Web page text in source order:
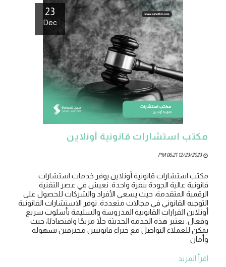
23
Dec
مكتب استشارات قانونية أونلاين
12/23/2023 06:21 PM
مكتب استشارات قانونية أونلاين يوفر خدمات استشارات
قانونية عالية الجودة بنقرة واحدة. نعيش في عصر التقنية
الرقمية المتقدمة، حيث يسعى الأفراد والشركات للحصول على
التوجيه القانوني في مجالات متعددة. توفر الاستشارات القانونية
أونلاين القرارات القانونية المدروسة والسليمة بأسلوب سريع
وفعال. تعتبر هذه الخدمة الحديثة حلاً مريحًا واقتصاديًا، حيث
يمكن للعملاء التواصل مع خبراء قانونيين محترفين بسهولة
وأمان
اقرأ المزيد